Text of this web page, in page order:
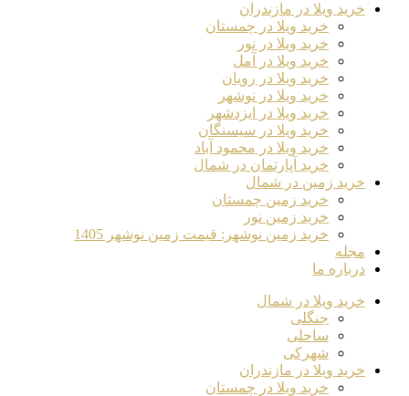
خرید ویلا در مازندران
خرید ویلا در چمستان
خرید ویلا در نور
خرید ویلا در آمل
خرید ویلا در رویان
خرید ویلا در نوشهر
خرید ویلا در ایزدشهر
خرید ویلا در سیسنگان
خرید ویلا در محمود آباد
خرید آپارتمان در شمال
خرید زمین در شمال
خرید زمین چمستان
خرید زمین نور
خرید زمین نوشهر: قیمت زمین نوشهر 1405
مجله
درباره ما
خرید ویلا در شمال
جنگلی
ساحلی
شهرکی
خرید ویلا در مازندران
خرید ویلا در چمستان